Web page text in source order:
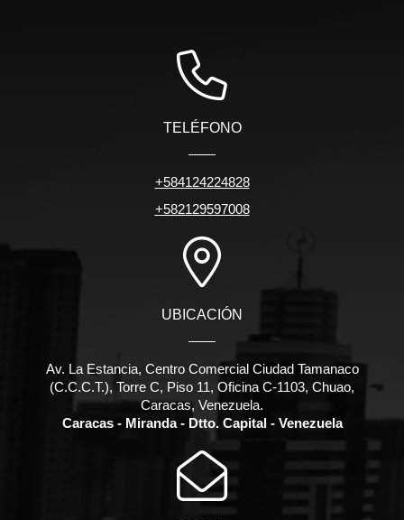
TELÉFONO
+584124224828
+582129597008
UBICACIÓN
Av. La Estancia, Centro Comercial Ciudad Tamanaco
(C.C.C.T.), Torre C, Piso 11, Oficina C-1103, Chuao,
Caracas, Venezuela.
Caracas - Miranda - Dtto. Capital - Venezuela